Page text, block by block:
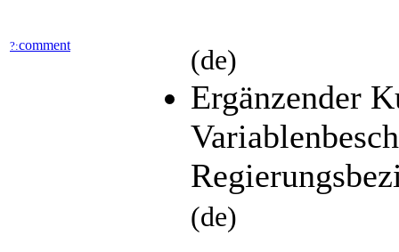
?:comment (de)
Ergänzender
(de)